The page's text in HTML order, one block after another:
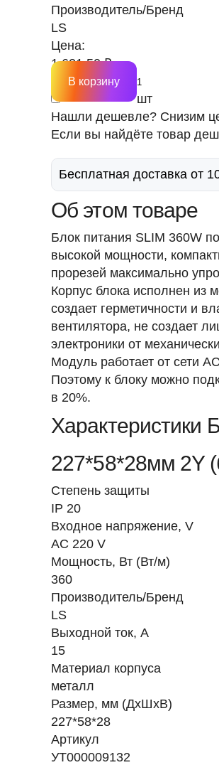
Производитель/Бренд
LS
Цена:
1 621.50 ₽
шт
В корзину
Нашли дешевле? Снизим
Если вы найдёте товар
Бесплатная доставка от
Об этом товаре
Блок питания SLIM 360W
высокой мощности,
прорезей максимально
Корпус блока исполнен из
создает герметичности и
вентилятора, не создает
электроники от
Модуль работает от сети
Поэтому к блоку можно
в 20%.
Характеристики
227*58*28мм 2Y
Степень защиты
IP 20
Входное напряжение, V
AC 220 V
Мощность, Вт (Вт/м)
360
Производитель/Бренд
LS
Выходной ток, А
15
Материал корпуса
металл
Размер, мм (ДхШхВ)
227*58*28
Артикул
УТ000009132